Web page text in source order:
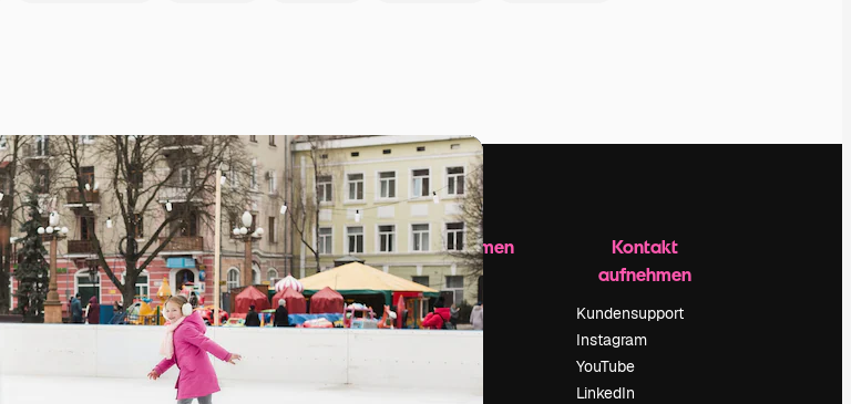
Produkte
Spaces
KI-Assistent
KI-Bildgenerator
KI-Videogenerator
Loslegen
Academy
Dokumentation
AGB
Datenschutzerklärung
Unternehmen
Preise
Über uns
Karriere
Kontakt
aufnehmen
Kundensupport
Instagram
YouTube
LinkedIn